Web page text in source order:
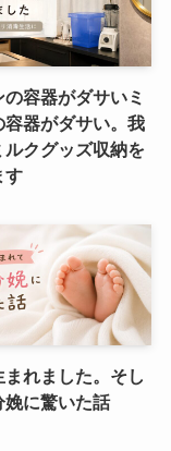
の容器がダサいミ
容器がダサい。我
ルクグッズ収納を
す
まれました。そし
娩に驚いた話